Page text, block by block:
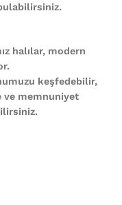
halılar, modern
keşfedebilir,
ve memnuniyet